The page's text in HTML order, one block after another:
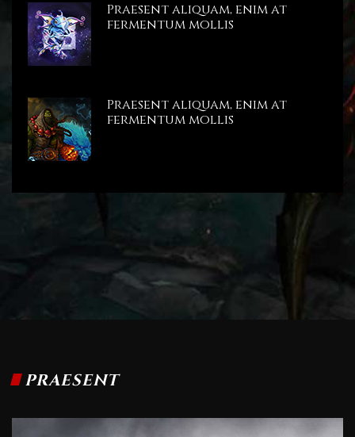
Praesent aliquam, enim at
fermentum mollis
Praesent aliquam, enim at
fermentum mollis
PRAESENT